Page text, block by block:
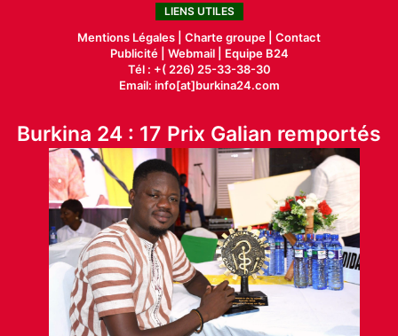
LIENS UTILES
Mentions Légales | Charte groupe | Contact
Publicité| Webmail |
Equipe B24
Tél : +( 226) 25-33-38-30
Email: info[at]burkina24.com
Burkina 24 : 17 Prix Galian remportés